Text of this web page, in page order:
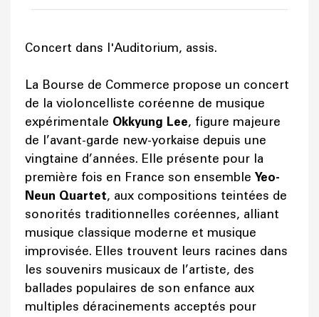
Concert dans l'Auditorium, assis.
La Bourse de Commerce propose un concert
de la violoncelliste coréenne de musique
expérimentale Okkyung Lee, figure majeure
de l’avant-garde new-yorkaise depuis une
vingtaine d’années. Elle présente pour la
première fois en France son ensemble Yeo-
Neun Quartet, aux compositions teintées de
sonorités traditionnelles coréennes, alliant
musique classique moderne et musique
improvisée. Elles trouvent leurs racines dans
les souvenirs musicaux de l’artiste, des
ballades populaires de son enfance aux
multiples déracinements acceptés pour